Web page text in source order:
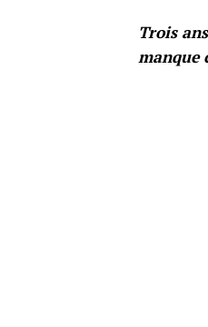
Trois
manque